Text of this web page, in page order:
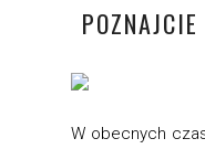
W obecnych